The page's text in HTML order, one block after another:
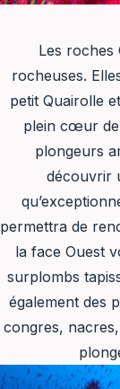
Les roches
rocheuses.
petit Quairolle
plein cœur de
plongeurs
découvrir
permettra de
la face Ouest
surplombs
également des
congres,